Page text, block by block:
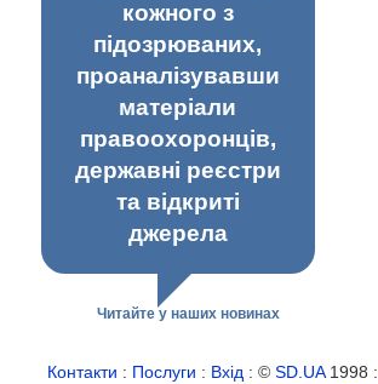
кожного з
підозрюваних,
проаналізувавши
матеріали
правоохоронців,
державні реєстри
та відкриті
джерела
Читайте у наших новинах
Контакти : Послуги : Вхід : ©SD.UA1998 :